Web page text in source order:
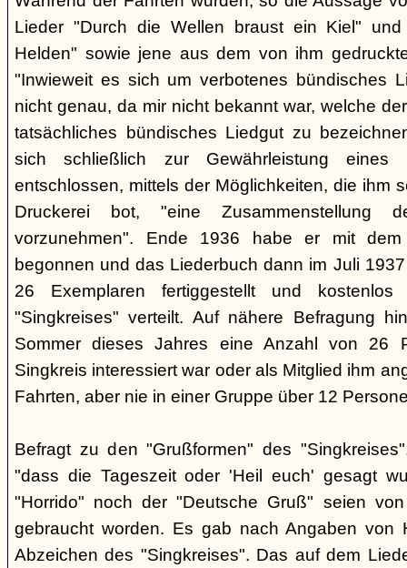
Lieder "Durch die Wellen braust ein Kiel"
Helden" sowie jene aus dem von ihm
"Inwieweit es sich um verbotenes bündisches
nicht genau, da mir nicht bekannt war, welche
tatsächliches bündisches Liedgut zu
sich schließlich zur Gewährleistung eines
entschlossen, mittels der Möglichkeiten, die ihm
Druckerei bot, "eine Zusammenstellung
vorzunehmen". Ende 1936 habe er mit
begonnen und das Liederbuch dann im Juli
26 Exemplaren fertiggestellt und
"Singkreises" verteilt. Auf nähere Befragung
Sommer dieses Jahres eine Anzahl von 26
Singkreis interessiert war oder als Mitglied ihm
Fahrten, aber nie in einer Gruppe über 12
Befragt zu den "Grußformen" des
"dass die Tageszeit oder 'Heil euch' gesagt
"Horrido" noch der "Deutsche Gruß" seien
gebraucht worden. Es gab nach Angaben von
Abzeichen des "Singkreises". Das auf dem